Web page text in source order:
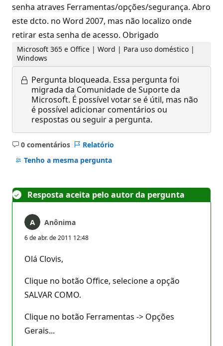
senha atraves Ferramentas/opções/segurança. Abro
este dcto. no Word 2007, mas não localizo onde
retirar esta senha de acesso. Obrigado
Microsoft 365 e Office | Word | Para uso doméstico |
Windows
Pergunta bloqueada. Essa pergunta foi
migrada da Comunidade de Suporte da
Microsoft. É possível votar se é útil, mas não
é possível adicionar comentários ou
respostas ou seguir a pergunta.
0 comentários
Sem
comentários
Relatório
Tenho a mesma pergunta
Resposta aceita pelo autor da pergunta
Anônima
6 de abr. de 2011 12:48
Olá Clovis,
Clique no botão Office, selecione a opção
SALVAR COMO.
Clique no botão Ferramentas -> Opções
Gerais...